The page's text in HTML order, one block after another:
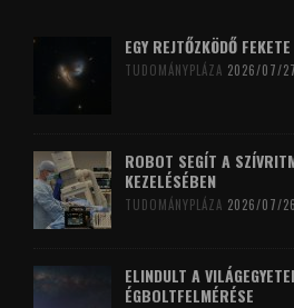
EGY REJTŐZKÖDŐ
TUDOMÁNYPLÁZA 2026/07/27
ROBOT SEGÍT A
KEZELÉSÉBEN
TUDOMÁNYPLÁZA 2026/07/26
ELINDULT A
ÉGBOLTFELMÉRÉSE